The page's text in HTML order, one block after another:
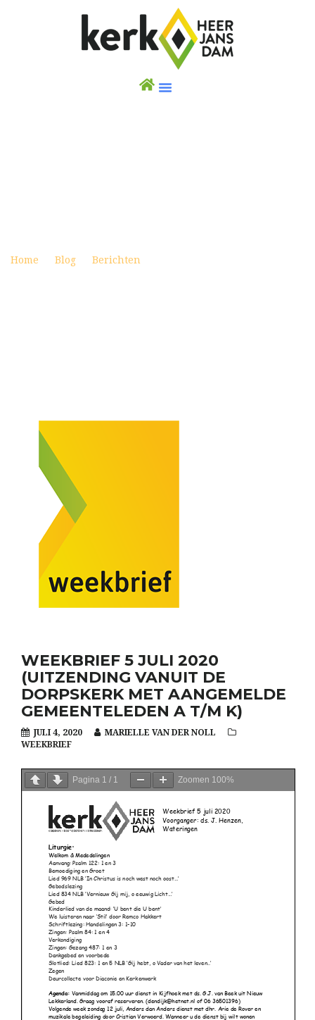
Home Blog Berichten
WEEKBRIEF 5 JULI 2020
(UITZENDING VANUIT DE
DORPSKERK MET AANGEMELDE
GEMEENTELEDEN A T/M K)
JULI 4, 2020
MARIELLE VAN DER NOLL
WEEKBRIEF
Pagina 1 / 1 Zoomen 100%